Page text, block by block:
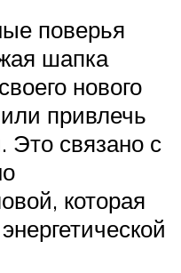
поверья
шапка
нового
привлечь
Это связано с
которая